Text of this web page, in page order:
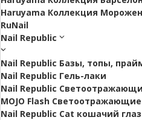
Haruyama Коллекция
RuNail
Nail Republic
Nail Republic Базы, топы,
Nail Republic Гель-лаки
Nail Republic
MOJO Flash
Nail Republic Cat кошачий глаз